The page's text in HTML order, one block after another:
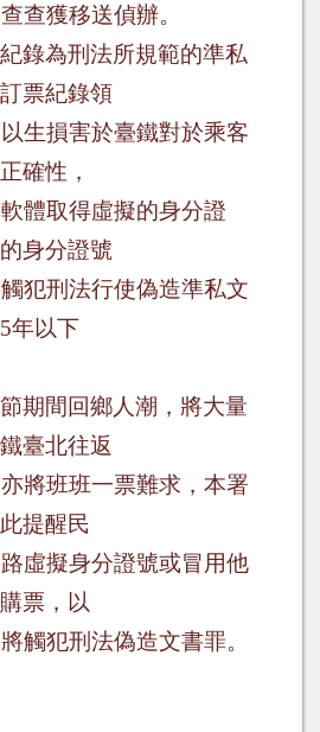
查獲移送偵辦。
紀錄為刑法所規範的準私
票紀錄領
生損害於臺鐵對於乘客
確性，
體取得虛擬的身分證
身分證號
犯刑法行使偽造準私文
5年以下
期間回鄉人潮，將大量
臺北往返
將班班一票難求，本署
提醒民
虛擬身分證號或冒用他
票，以
觸犯刑法偽造文書罪。